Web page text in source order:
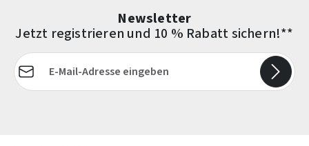
Newsletter
Jetzt registrieren und 10 % Rabatt sichern!**
E-Mail-Adresse*